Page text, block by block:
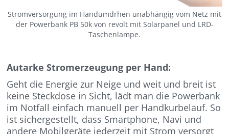
Stromversorgung im Handumdrhen unabhängig vom Netz mit
der Powerbank PB 50k von revolt mit Solarpanel und LRD-
Taschenlampe.
Autarke Stromerzeugung per Hand:
Geht die Energie zur Neige und weit und breit ist
keine Steckdose in Sicht, lädt man die Powerbank
im Notfall einfach manuell per Handkurbelauf. So
ist sichergestellt, dass Smartphone, Navi und
andere Mobilgeräte jederzeit mit Strom versorgt